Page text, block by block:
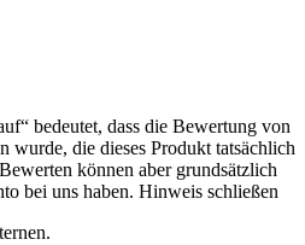
bedeutet, dass die Bewertung von
wurde, die dieses Produkt tatsächlich
können aber grundsätzlich
bei uns haben. Hinweis schließen